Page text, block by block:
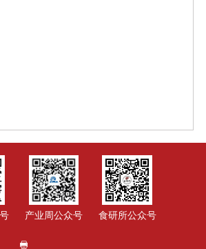
产业周公众号 食研所公众号